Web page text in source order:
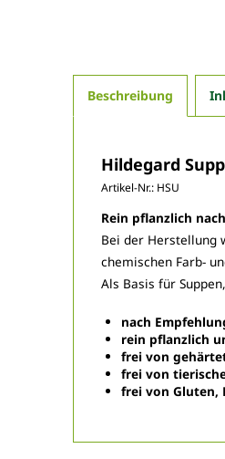
Beschreibung
Hildegard
Artikel-Nr.: HSU
Rein pflanzlich
Bei der Herstellung
chemischen Farb-
Als Basis für
nach
rein pflanzlich
frei von
frei von
frei von Gluten,